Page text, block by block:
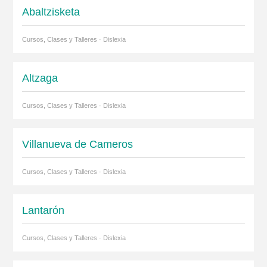
Abaltzisketa
Cursos, Clases y Talleres · Dislexia
Altzaga
Cursos, Clases y Talleres · Dislexia
Villanueva de Cameros
Cursos, Clases y Talleres · Dislexia
Lantarón
Cursos, Clases y Talleres · Dislexia